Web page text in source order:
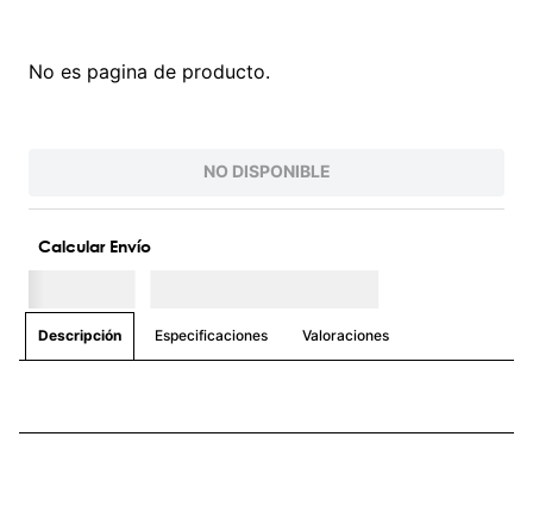
No es pagina de producto.
NO DISPONIBLE
Calcular Envío
Descripción Especificaciones Valoraciones